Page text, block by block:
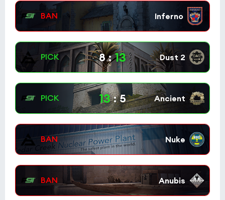
Jam 0 9:2
Esports World Cup 2026 Open Qualifier (bo3)
Inner Circle
ASTRAL 0
4:1
Esports World Cup 2026 Open Qualifier (bo3)
BIG 0
Fluxo 0
2:1
z to forward 0
DUSTY 0
0:0
8 : 13
13 : 5